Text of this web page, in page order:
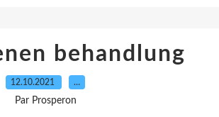
behandlung
12.10.2021 …
Par Prosperon